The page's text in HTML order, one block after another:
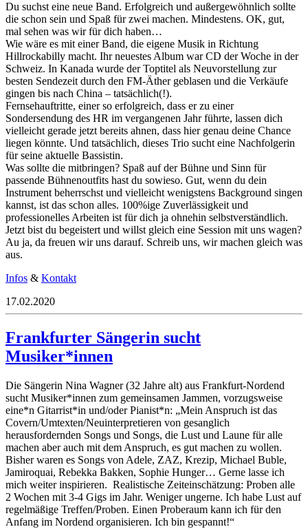
Du suchst eine neue Band. Erfolgreich und außergewöhnlich sollte
die schon sein und Spaß für zwei machen. Mindestens. OK, gut,
mal sehen was wir für dich haben…
Wie wäre es mit einer Band, die eigene Musik in Richtung
Hillrockabilly macht. Ihr neuestes Album war CD der Woche in der
Schweiz. In Kanada wurde der Toptitel als Neuvorstellung zur
besten Sendezeit durch den FM-Äther geblasen und die Verkäufe
gingen bis nach China – tatsächlich(!).
Fernsehauftritte, einer so erfolgreich, dass er zu einer
Sondersendung des HR im vergangenen Jahr führte, lassen dich
vielleicht gerade jetzt bereits ahnen, dass hier genau deine Chance
liegen könnte. Und tatsächlich, dieses Trio sucht eine Nachfolgerin
für seine aktuelle Bassistin.
Was sollte die mitbringen? Spaß auf der Bühne und Sinn für
passende Bühnenoutfits hast du sowieso. Gut, wenn du dein
Instrument beherrschst und vielleicht wenigstens Background singen
kannst, ist das schon alles. 100%ige Zuverlässigkeit und
professionelles Arbeiten ist für dich ja ohnehin selbstverständlich.
Jetzt bist du begeistert und willst gleich eine Session mit uns wagen?
Au ja, da freuen wir uns darauf. Schreib uns, wir machen gleich was
aus.
Infos & Kontakt
17.02.2020
Frankfurter Sängerin sucht
Musiker*innen
Die Sängerin Nina Wagner (32 Jahre alt) aus Frankfurt-Nordend
sucht Musiker*innen zum gemeinsamen Jammen, vorzugsweise
eine*n Gitarrist*in und/oder Pianist*n: „Mein Anspruch ist das
Covern/Umtexten/Neuinterpretieren von gesanglich
herausfordernden Songs und Songs, die Lust und Laune für alle
machen aber auch mit dem Anspruch, es gut machen zu wollen.
Bisher waren es Songs von Adele, ZAZ, Krezip, Michael Buble,
Jamiroquai, Rebekka Bakken, Sophie Hunger… Gerne lasse ich
mich weiter inspirieren. Realistische Zeiteinschätzung: Proben alle
2 Wochen mit 3-4 Gigs im Jahr. Weniger ungerne. Ich habe Lust auf
regelmäßige Treffen/Proben. Einen Proberaum kann ich für den
Anfang im Nordend organisieren. Ich bin gespannt!“